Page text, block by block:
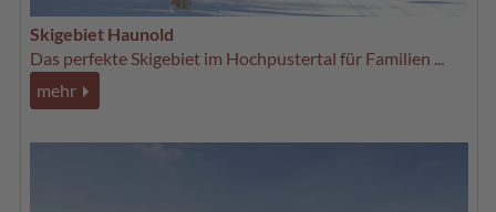
Skigebiet Haunold
Das perfekte Skigebiet im Hochpustertal für Familien ...
mehr